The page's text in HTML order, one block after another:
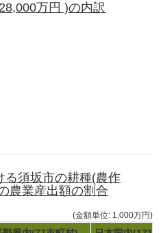
万円 )の内訳
る須坂市の耕種(農作
農業産出額の割合
(金額単位: 1,000万円)